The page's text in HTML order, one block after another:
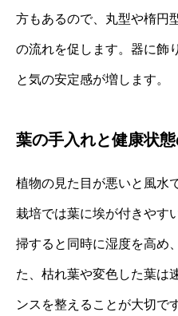
方もあるので、丸型や楕円
の流れを促します。器に飾
と気の安定感が増します。
葉の手入れと健康状
植物の見た目が悪いと風水
栽培では葉に埃が付きやす
掃すると同時に湿度を高め
た、枯れ葉や変色した葉は
ンスを整えることが大切で